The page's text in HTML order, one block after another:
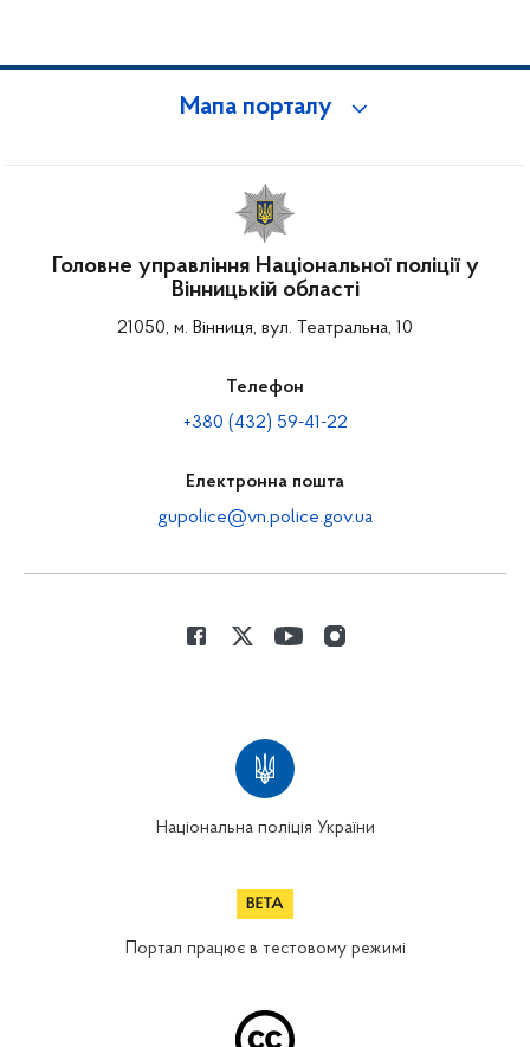
Мапа порталу
Головне управління Національної поліції у
Вінницькій області
21050, м. Вінниця, вул. Театральна, 10
Телефон
+380 (432) 59-41-22
Електронна пошта
gupolice@vn.police.gov.ua
Національна поліція України
Портал працює в тестовому режимі